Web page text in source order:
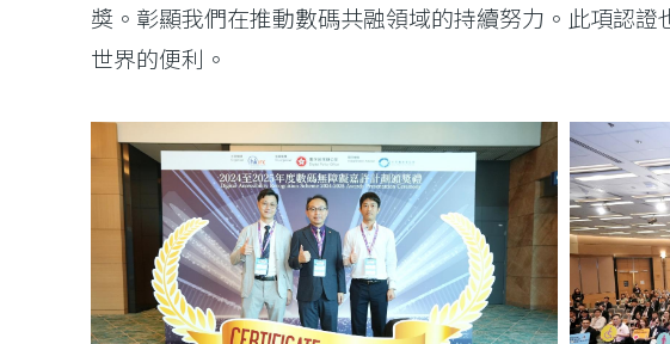
獎。彰顯我們在推動數碼共融領域的持續努力。此項認
世界的便利。